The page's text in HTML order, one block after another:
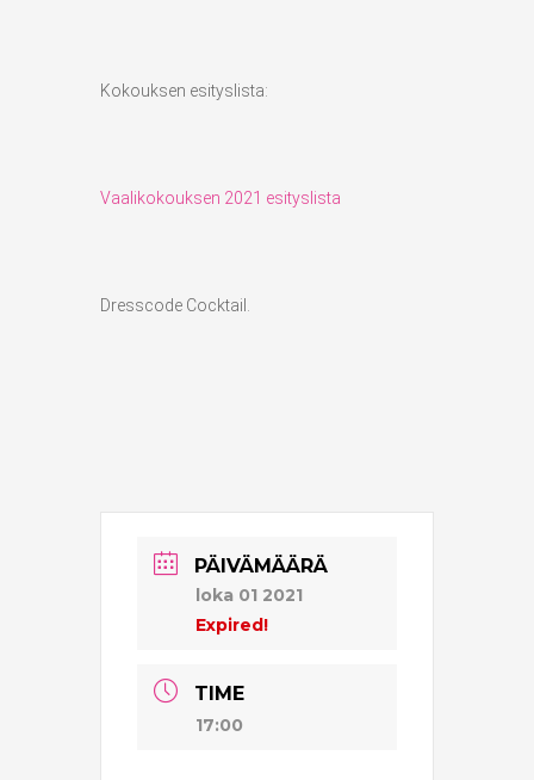
Kokouksen esityslista:
Vaalikokouksen 2021 esityslista
Dresscode Cocktail.
PÄIVÄMÄÄRÄ
loka 01 2021
Expired!
TIME
17:00